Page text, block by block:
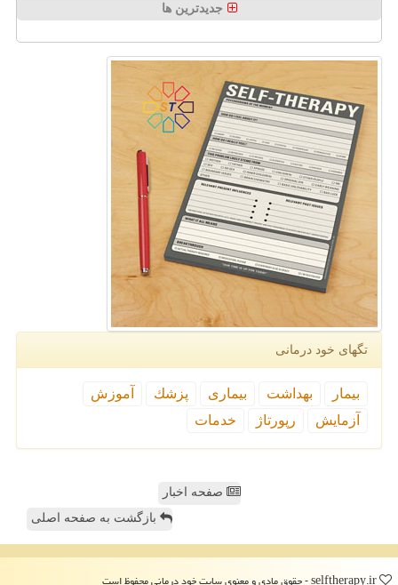
جدیدترین ها
تگهای خود درمانی
بیمار بهداشت بیماری پزشك
آموزش
آزمایش
رپورتاژ خدمات
صفحه اخبار
بازگشت به صفحه اصلی